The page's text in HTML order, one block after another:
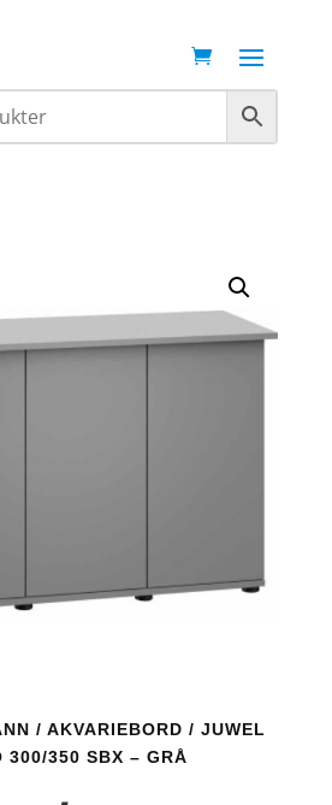
/ AKVARIEBORD / JUWEL
300/350 SBX – GRÅ